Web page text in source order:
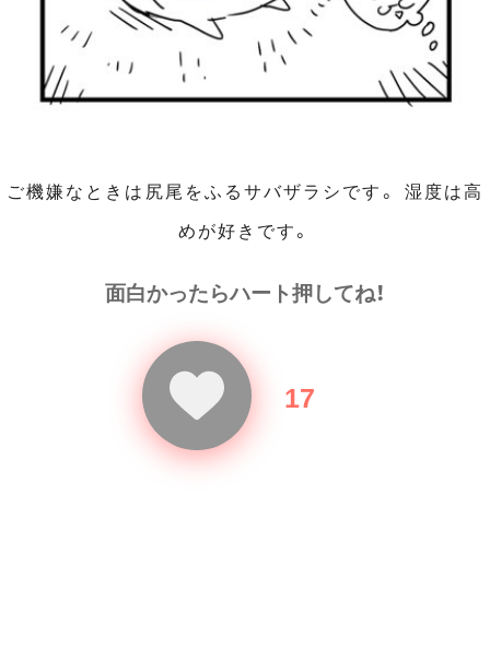
ご機嫌なときは尻尾をふるサバザラシです。 湿度は高
めが好きです。
面白かったらハート押してね！
17